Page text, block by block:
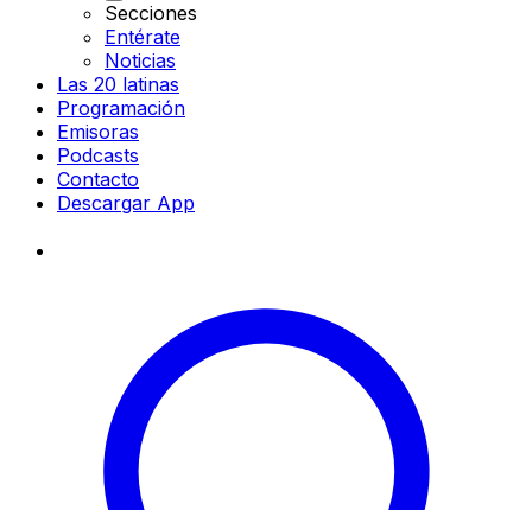
Secciones
Entérate
Noticias
Las 20 latinas
Programación
Emisoras
Podcasts
Contacto
Descargar App